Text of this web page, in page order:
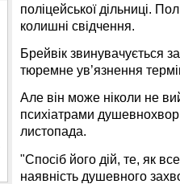
поліцейської дільниці.
колишні свідчення.
Брейвік звинувачується
тюремне ув’язнення
Але він може ніколи не
психіатрами
листопада.
"Спосіб його дій, те, як
наявність душевного